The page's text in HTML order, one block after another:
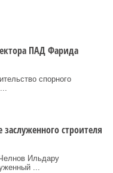
ПАД Фарида
спорного
строителя
Ильдару
...